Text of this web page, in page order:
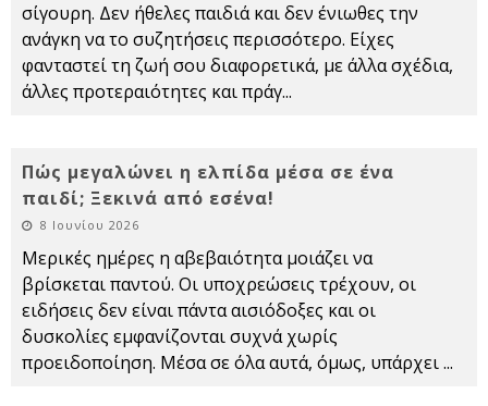
σίγουρη. Δεν ήθελες παιδιά και δεν ένιωθες την
ανάγκη να το συζητήσεις περισσότερο. Είχες
φανταστεί τη ζωή σου διαφορετικά, με άλλα σχέδια,
άλλες προτεραιότητες και πράγ...
Πώς μεγαλώνει η ελπίδα μέσα σε ένα
παιδί; Ξεκινά από εσένα!
8 Ιουνίου 2026
Μερικές ημέρες η αβεβαιότητα μοιάζει να
βρίσκεται παντού. Οι υποχρεώσεις τρέχουν, οι
ειδήσεις δεν είναι πάντα αισιόδοξες και οι
δυσκολίες εμφανίζονται συχνά χωρίς
προειδοποίηση. Μέσα σε όλα αυτά, όμως, υπάρχει...